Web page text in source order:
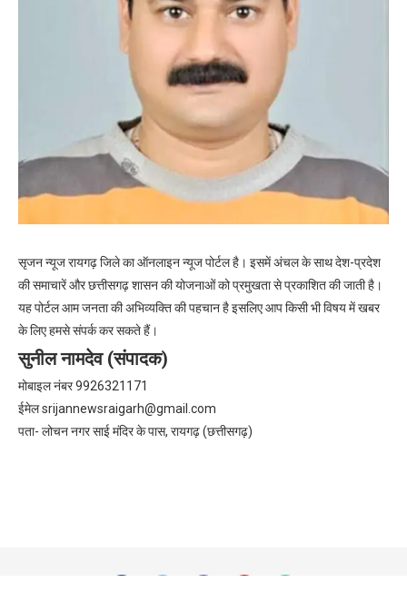
सृजन न्यूज रायगढ़ जिले का ऑनलाइन न्यूज पोर्टल है। इसमें अंचल के साथ देश-प्रदेश
की समाचारें और छत्तीसगढ़ शासन की योजनाओं को प्रमुखता से प्रकाशित की जाती है।
यह पोर्टल आम जनता की अभिव्यक्ति की पहचान है इसलिए आप किसी भी विषय में खबर
के लिए हमसे संपर्क कर सकते हैं।
सुनील नामदेव (संपादक)
मोबाइल नंबर 9926321171
ईमेलsrijannewsraigarh@gmail.com
पता- लोचन नगर साई मंदिर के पास, रायगढ़ (छत्तीसगढ़)